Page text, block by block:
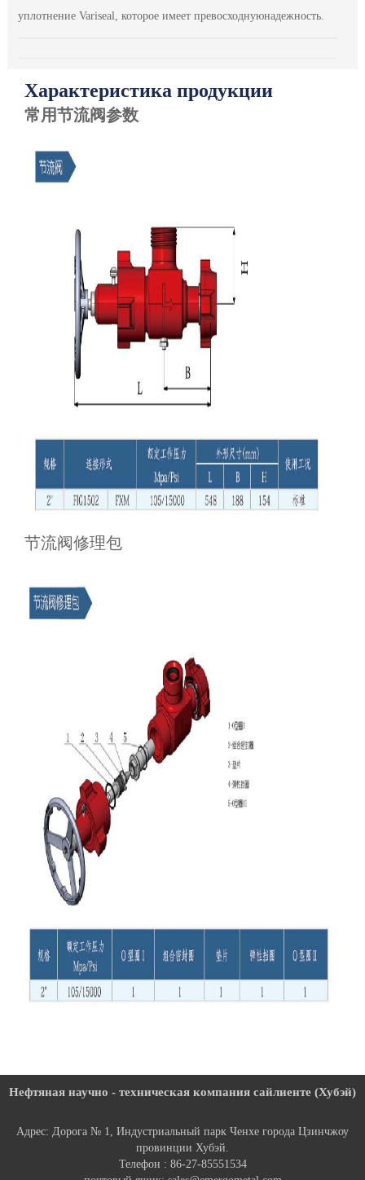
уплотнение Variseal, которое имеет превосходнуюнадежность.
Характеристика продукции
常用节流阀参数
节流阀修理包
Нефтяная научно - техническая компания сайлиенте (Хубэй)
Адрес: Дорога № 1, Индустриальный парк Ченхе города Цзинчжоу
провинции Хубэй.
Телефон : 86-27-85551534